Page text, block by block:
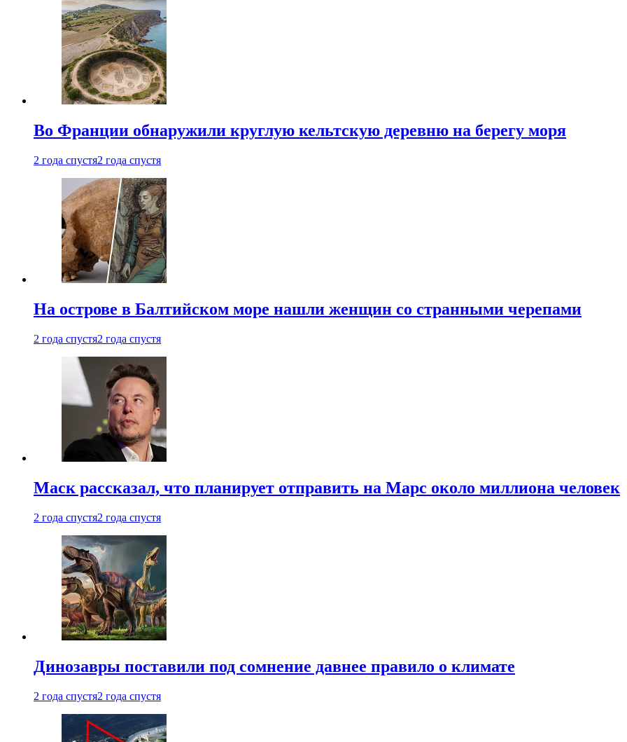
Во Франции обнаружили круглую кельтскую деревню на берегу моря
2 года спустя2 года спустя
На острове в Балтийском море нашли женщин со странными черепами
2 года спустя2 года спустя
Маск рассказал, что планирует отправить на Марс около миллиона человек
2 года спустя2 года спустя
Динозавры поставили под сомнение давнее правило о климате
2 года спустя2 года спустя